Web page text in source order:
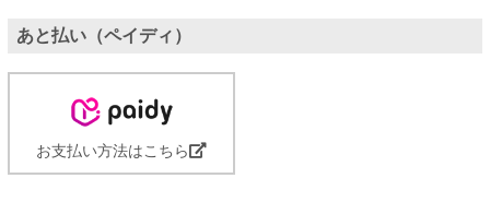
あと払い（ペイディ）
お支払い方法はこちら